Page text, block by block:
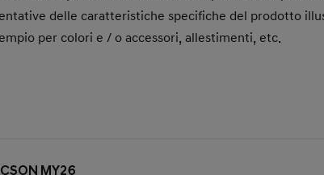
delle caratteristiche specifiche del prodotto
per colori e / o accessori, allestimenti, etc.
MY26